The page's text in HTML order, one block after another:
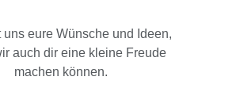
uns eure Wünsche und Ideen,
auch dir eine kleine Freude
machen können.